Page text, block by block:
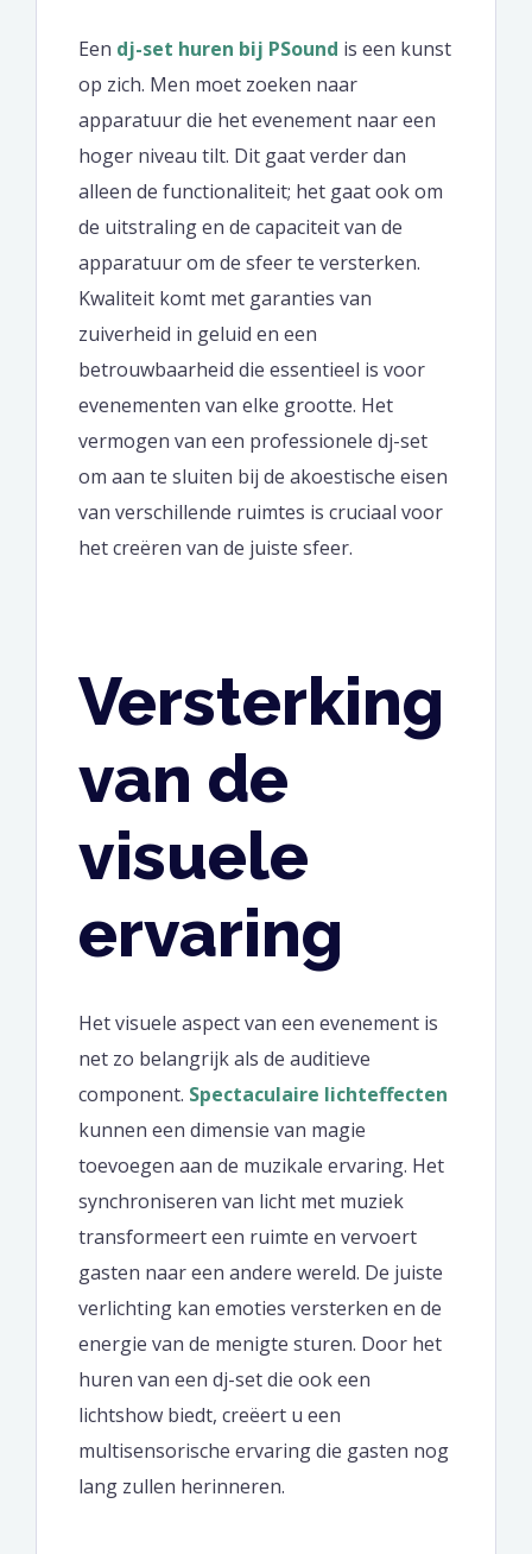
Een dj-set huren bij PSound is een kunst
op zich. Men moet zoeken naar
apparatuur die het evenement naar een
hoger niveau tilt. Dit gaat verder dan
alleen de functionaliteit; het gaat ook om
de uitstraling en de capaciteit van de
apparatuur om de sfeer te versterken.
Kwaliteit komt met garanties van
zuiverheid in geluid en een
betrouwbaarheid die essentieel is voor
evenementen van elke grootte. Het
vermogen van een professionele dj-set
om aan te sluiten bij de akoestische eisen
van verschillende ruimtes is cruciaal voor
het creëren van de juiste sfeer.
Versterking
van de
visuele
ervaring
Het visuele aspect van een evenement is
net zo belangrijk als de auditieve
component. Spectaculaire lichteffecten
kunnen een dimensie van magie
toevoegen aan de muzikale ervaring. Het
synchroniseren van licht met muziek
transformeert een ruimte en vervoert
gasten naar een andere wereld. De juiste
verlichting kan emoties versterken en de
energie van de menigte sturen. Door het
huren van een dj-set die ook een
lichtshow biedt, creëert u een
multisensorische ervaring die gasten nog
lang zullen herinneren.